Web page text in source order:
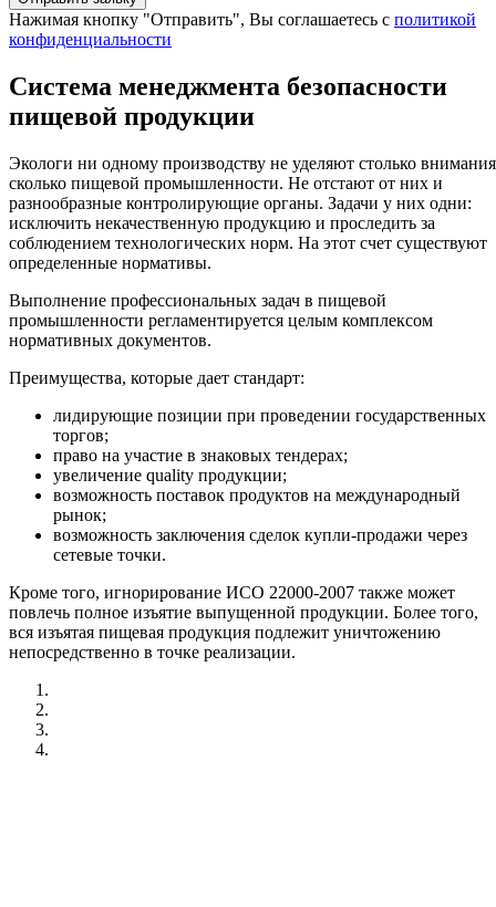
Нажимая кнопку "Отправить", Вы соглашаетесь с политикой
конфиденциальности
Система менеджмента безопасности
пищевой продукции
Экологи ни одному производству не уделяют столько
сколько пищевой промышленности. Не отстают от них и
разнообразные контролирующие органы. Задачи у них одни:
исключить некачественную продукцию и проследить за
соблюдением технологических норм. На этот счет существуют
определенные нормативы.
Выполнение профессиональных задач в пищевой
промышленности регламентируется целым комплексом
нормативных документов.
Преимущества, которые дает стандарт:
лидирующие позиции при проведении государственных
торгов;
право на участие в знаковых тендерах;
увеличение quality продукции;
возможность поставок продуктов на международный
рынок;
возможность заключения сделок купли-продажи через
сетевые точки.
Кроме того, игнорирование ИСО 22000-2007 также может
повлечь полное изъятие выпущенной продукции. Более того,
вся изъятая пищевая продукция подлежит уничтожению
непосредственно в точке реализации.